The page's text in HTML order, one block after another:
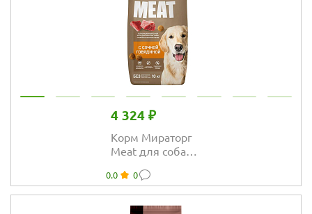
4 324 ₽
Корм Мираторг
Meat для собак
крупных пород с
сочной
говядиной
0.0 0